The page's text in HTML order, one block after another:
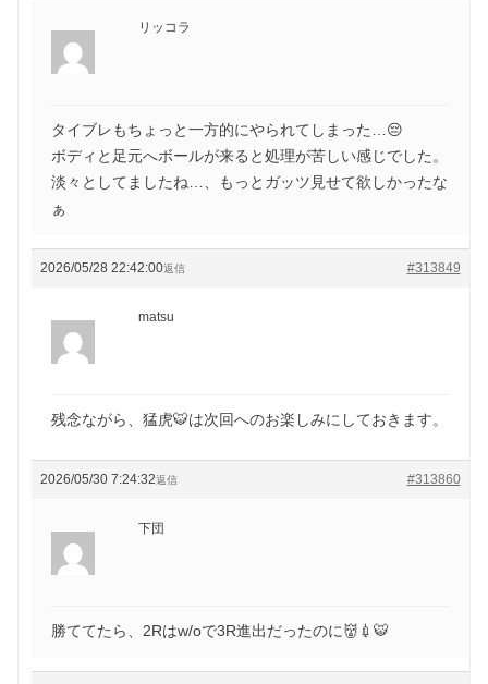
リッコラ
タイブレもちょっと一方的にやられてしまった…😔
ボディと足元へボールが来ると処理が苦しい感じでした。
淡々としてましたね…、もっとガッツ見せて欲しかったな
ぁ
2026/05/28 22:42:00 #313849
返信
matsu
残念ながら、猛虎🐯は次回へのお楽しみにしておきます。
2026/05/30 7:24:32 #313860
返信
下団
勝ててたら、2Rはw/oで3R進出だったのに👹💉🐯